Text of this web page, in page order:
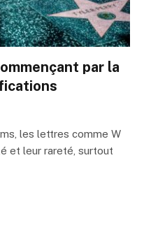
par la
les lettres comme W
et leur rareté, surtout